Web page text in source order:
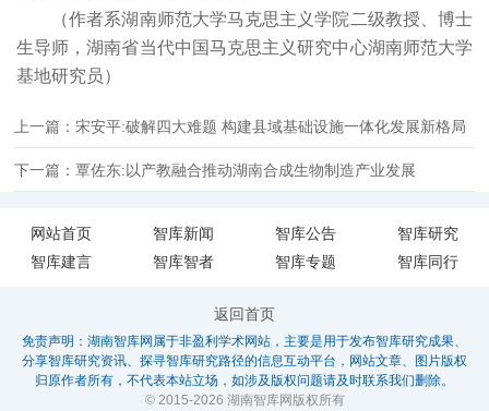
（作者系湖南师范大学马克思主义学院二级教授、博士
生导师，湖南省当代中国马克思主义研究中心湖南师范大学
基地研究员）
上一篇：宋安平:破解四大难题 构建县域基础设施一体化发展新格局
下一篇：覃佐东:以产教融合推动湖南合成生物制造产业发展
网站首页 智库新闻 智库公告
智库研究
智库建言
智库智者 智库专题 智库同行
返回首页
免责声明：湖南智库网属于非盈利学术网站，主要是用于发布智库研究成果、
分享智库研究资讯、探寻智库研究路径的信息互动平台，网站文章、图片版权
归原作者所有，不代表本站立场，如涉及版权问题请及时联系我们删除。
© 2015-2026 湖南智库网版权所有